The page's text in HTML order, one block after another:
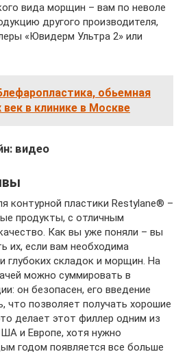
вида морщин – вам по неволе
другого производителя,
«Ювидерм Ультра 2» или
обьемная
век в клинике в Москве
видео
контурной пластики Restylane® –
продукты, с отличным
Как вы уже поняли – вы
их, если вам необходима
глубоких складок и морщин. На
можно суммировать в
он безопасен, его введение
что позволяет получать хорошие
делает этот филлер одним из
и Европе, хотя нужно
годом появляется все больше